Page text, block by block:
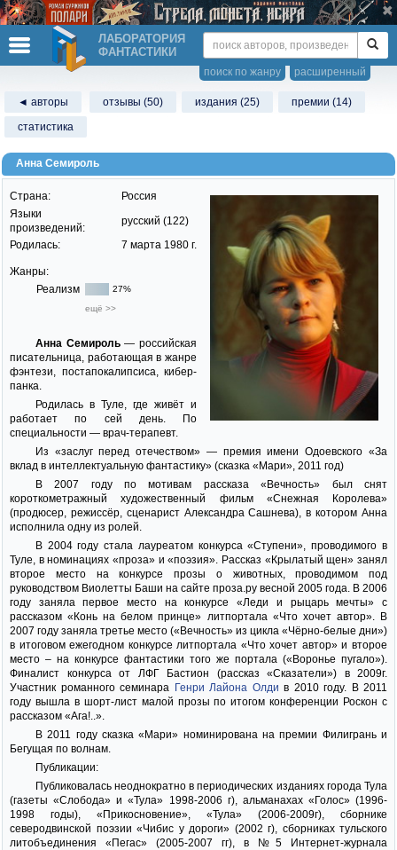
ЛАБОРАТОРИЯ
ФАНТАСТИКИ
расширенный
поиск по жанру
◄ авторы отзывы (50) издания (25)
премии (14)
статистика
Анна Семироль
Страна:
Россия
Языки
произведений:
русский (122)
Родилась:
7 марта 1980 г.
Жанры:
Реализм
27%
ещё >>
Анна Семироль— российская
писательница, работающая в жанре
фэнтези, постапокалипсиса, кибер-
панка.
Родилась в Туле, где живёт и
работает по сей день. По
специальности — врач-терапевт.
Из «заслуг перед отечеством» — премия имени Одоевского «За
вклад в интеллектуальную фантастику» (сказка «Мари», 2011 год)
В 2007 году по мотивам рассказа «Вечность» был снят
короткометражный художественный фильм «Снежная Королева»
(продюсер, режиссёр, сценарист Александра Сашнева), в котором Анна
исполнила одну из ролей.
В 2004 году стала лауреатом конкурса «Ступени», проводимого в
Туле, в номинациях «проза» и «поэзия». Рассказ «Крылатый щен» занял
второе место на конкурсе прозы о животных, проводимом под
руководством Виолетты Баши на сайте проза.ру весной 2005 года. В 2006
году заняла первое место на конкурсе «Леди и рыцарь мечты» с
рассказом «Конь на белом принце» литпортала «Что хочет автор». В
2007 году заняла третье место («Вечность» из цикла «Чёрно-белые дни»)
в итоговом ежегодном конкурсе литпортала «Что хочет автор» и второе
место – на конкурсе фантастики того же портала («Воронье пугало»).
Финалист конкурса от ЛФГ Бастион (рассказ «Сказатели») в 2009г.
Участник романного семинара Генри Лайона Олди в 2010 году. В 2011
году вышла в шорт-лист малой прозы по итогом конференции Роскон с
рассказом «Ага!..».
В 2011 году сказка «Мари» номинирована на премии Филигрань и
Бегущая по волнам.
Публикации:
Публиковалась неоднократно в периодических изданиях города Тула
(газеты «Слобода» и «Тула» 1998-2006 г), альманахах «Голос» (1996-
1998 годы), «Прикосновение», «Тула» (2006-2009г), сборнике
северодвинской поэзии «Чибис у дороги» (2002 г), сборниках тульского
литобъединения «Пегас» (2005-2007 гг), в №5 Интернет-журнала